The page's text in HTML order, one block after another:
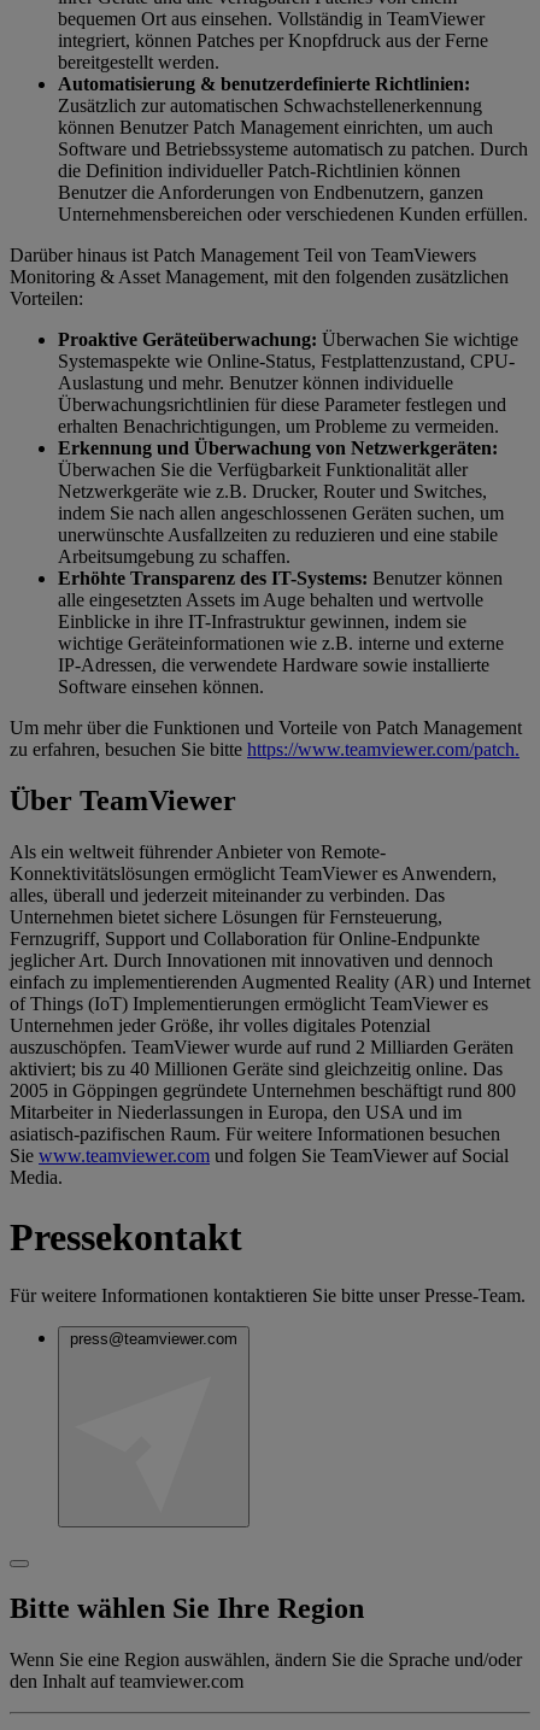
bequemen Ort aus einsehen. Vollständig in TeamViewer
integriert, können Patches per Knopfdruck aus der Ferne
bereitgestellt werden.
Automatisierung & benutzerdefinierte Richtlinien:
Zusätzlich zur automatischen Schwachstellenerkennung
können Benutzer Patch Management einrichten, um auch
Software und Betriebssysteme automatisch zu patchen. Durch
die Definition individueller Patch-Richtlinien können
Benutzer die Anforderungen von Endbenutzern, ganzen
Unternehmensbereichen oder verschiedenen Kunden erfüllen.
Darüber hinaus ist Patch Management Teil von TeamViewers
Monitoring & Asset Management, mit den folgenden zusätzlichen
Vorteilen:
Proaktive Geräteüberwachung: Überwachen Sie wichtige
Systemaspekte wie Online-Status, Festplattenzustand, CPU-
Auslastung und mehr. Benutzer können individuelle
Überwachungsrichtlinien für diese Parameter festlegen und
erhalten Benachrichtigungen, um Probleme zu vermeiden.
Erkennung und Überwachung von Netzwerkgeräten:
Überwachen Sie die Verfügbarkeit Funktionalität aller
Netzwerkgeräte wie z.B. Drucker, Router und Switches,
indem Sie nach allen angeschlossenen Geräten suchen, um
unerwünschte Ausfallzeiten zu reduzieren und eine stabile
Arbeitsumgebung zu schaffen.
Erhöhte Transparenz des IT-Systems: Benutzer können
alle eingesetzten Assets im Auge behalten und wertvolle
Einblicke in ihre IT-Infrastruktur gewinnen, indem sie
wichtige Geräteinformationen wie z.B. interne und externe
IP-Adressen, die verwendete Hardware sowie installierte
Software einsehen können.
Um mehr über die Funktionen und Vorteile von Patch Management
zu erfahren, besuchen Sie bitte https://www.teamviewer.com/patch.
Über TeamViewer
Als ein weltweit führender Anbieter von Remote-
Konnektivitätslösungen ermöglicht TeamViewer es Anwendern,
alles, überall und jederzeit miteinander zu verbinden. Das
Unternehmen bietet sichere Lösungen für Fernsteuerung,
Fernzugriff, Support und Collaboration für Online-Endpunkte
jeglicher Art. Durch Innovationen mit innovativen und dennoch
einfach zu implementierenden Augmented Reality (AR) und Internet
of Things (IoT) Implementierungen ermöglicht TeamViewer es
Unternehmen jeder Größe, ihr volles digitales Potenzial
auszuschöpfen. TeamViewer wurde auf rund 2 Milliarden Geräten
aktiviert; bis zu 40 Millionen Geräte sind gleichzeitig online. Das
2005 in Göppingen gegründete Unternehmen beschäftigt rund 800
Mitarbeiter in Niederlassungen in Europa, den USA und im
asiatisch-pazifischen Raum. Für weitere Informationen besuchen
Sie www.teamviewer.com und folgen Sie TeamViewer auf Social
Media.
Pressekontakt
Für weitere Informationen kontaktieren Sie bitte unser Presse-Team.
press@teamviewer.com
Bitte wählen Sie Ihre Region
Wenn Sie eine Region auswählen, ändern Sie die Sprache und/oder
den Inhalt auf teamviewer.com